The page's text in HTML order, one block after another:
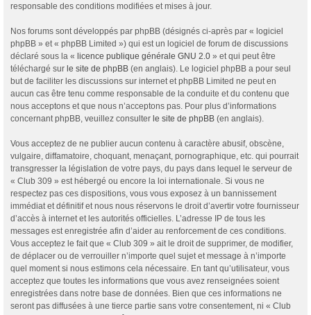
responsable des conditions modifiées et mises à jour.
Nos forums sont développés par phpBB (désignés ci-après par « logiciel
phpBB » et « phpBB Limited ») qui est un logiciel de forum de discussions
déclaré sous la « licence publique générale GNU 2.0 » et qui peut être
téléchargé sur le site de phpBB (en anglais). Le logiciel phpBB a pour seul
but de faciliter les discussions sur internet et phpBB Limited ne peut en
aucun cas être tenu comme responsable de la conduite et du contenu que
nous acceptons et que nous n’acceptons pas. Pour plus d’informations
concernant phpBB, veuillez consulter le site de phpBB (en anglais).
Vous acceptez de ne publier aucun contenu à caractère abusif, obscène,
vulgaire, diffamatoire, choquant, menaçant, pornographique, etc. qui pourrait
transgresser la législation de votre pays, du pays dans lequel le serveur de
« Club 309 » est hébergé ou encore la loi internationale. Si vous ne
respectez pas ces dispositions, vous vous exposez à un bannissement
immédiat et définitif et nous nous réservons le droit d’avertir votre fournisseur
d’accès à internet et les autorités officielles. L’adresse IP de tous les
messages est enregistrée afin d’aider au renforcement de ces conditions.
Vous acceptez le fait que « Club 309 » ait le droit de supprimer, de modifier,
de déplacer ou de verrouiller n’importe quel sujet et message à n’importe
quel moment si nous estimons cela nécessaire. En tant qu’utilisateur, vous
acceptez que toutes les informations que vous avez renseignées soient
enregistrées dans notre base de données. Bien que ces informations ne
seront pas diffusées à une tierce partie sans votre consentement, ni « Club